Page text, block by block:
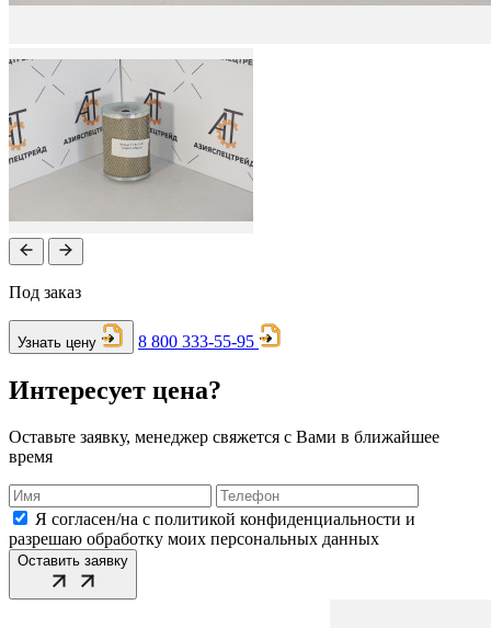
Под заказ
Узнать цену 8 800 333-55-95
Интересует цена?
Оставьте заявку, менеджер свяжется с Вами в ближайшее
время
Я согласен/на с политикой конфиденциальности и
разрешаю обработку моих персональных данных
Оставить заявку